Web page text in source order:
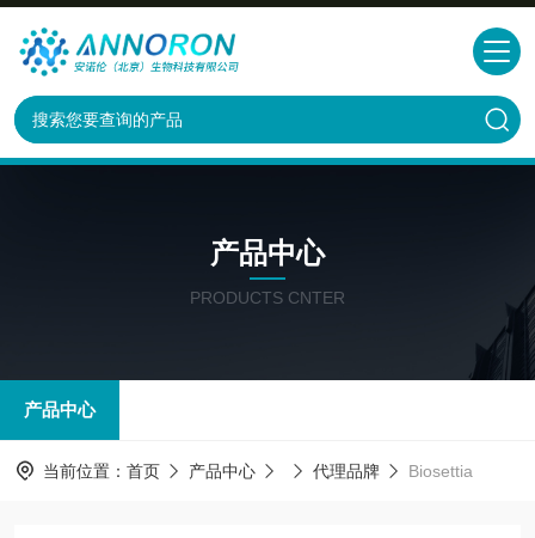
产品中心
PRODUCTS CNTER
产品中心
当前位置： 首页 产品中心 代理品牌 Biosettia